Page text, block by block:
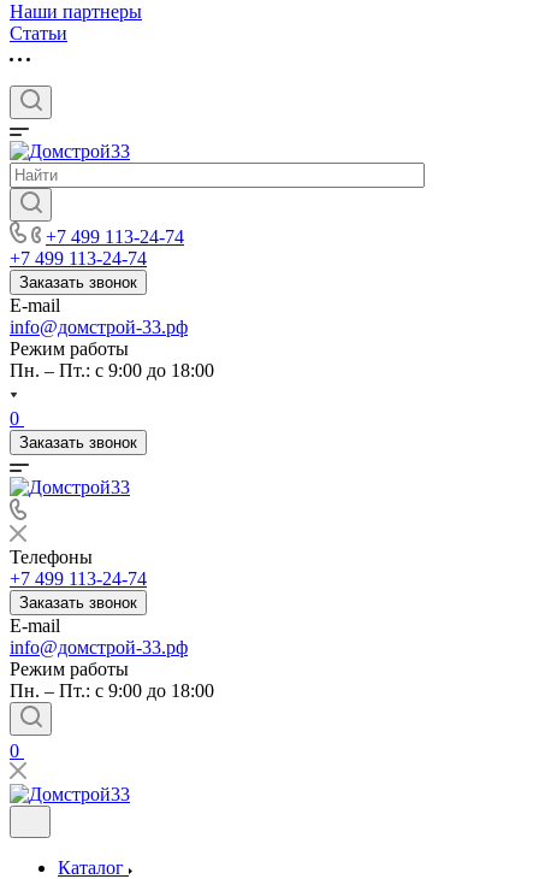
Наши партнеры
Статьи
+7 499 113-24-74
+7 499 113-24-74
Заказать звонок
E-mail
info@домстрой-33.рф
Режим работы
Пн. – Пт.: с 9:00 до 18:00
0
Заказать звонок
Телефоны
+7 499 113-24-74
Заказать звонок
E-mail
info@домстрой-33.рф
Режим работы
Пн. – Пт.: с 9:00 до 18:00
0
Каталог